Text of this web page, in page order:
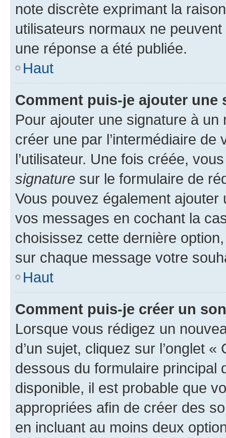
note discrète exprimant la
utilisateurs normaux ne
une réponse a été publiée.
Haut
Comment puis-je ajouter une
Pour ajouter une signature à un
créer une par l’intermédiaire
l’utilisateur. Une fois créée,
signature sur le formulaire de
Vous pouvez également
vos messages en cochant la
choisissez cette dernière
sur chaque message votre
Haut
Comment puis-je créer un
Lorsque vous rédigez un
d’un sujet, cliquez sur l’onglet
dessous du formulaire principal
disponible, il est probable que
appropriées afin de créer des
en incluant au moins deux